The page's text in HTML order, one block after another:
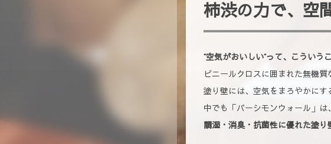
柿渋の力で、空
“空気がおいしい”って、こういう
ビニールクロスに囲まれた無機質
塗り壁には、空気をまろやかにす
中でも「パーシモンウォール」は、
調湿・消臭・抗菌性に優れた塗り